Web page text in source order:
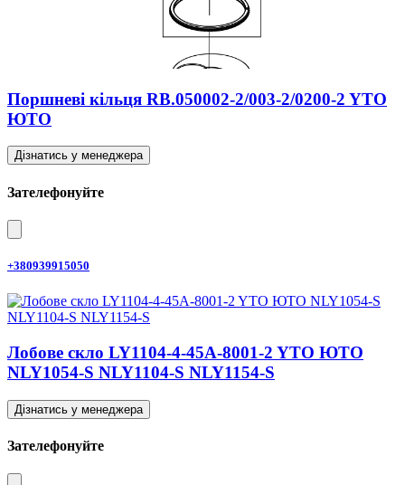
Поршневі кільця RB.050002-2/003-2/0200-2 YTO
ЮТО
Дізнатись у менеджера
Зателефонуйте
+380939915050
Лобове скло LY1104-4-45A-8001-2 YTO ЮТО
NLY1054-S NLY1104-S NLY1154-S
Дізнатись у менеджера
Зателефонуйте